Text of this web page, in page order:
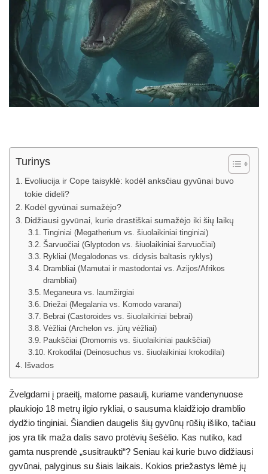
Turinys
Evoliucija ir Cope taisyklė: kodėl anksčiau gyvūnai buvo
tokie dideli?
Kodėl gyvūnai sumažėjo?
Didžiausi gyvūnai, kurie drastiškai sumažėjo iki šių laikų
Tinginiai (Megatherium vs. šiuolaikiniai tinginiai)
Šarvuočiai (Glyptodon vs. šiuolaikiniai šarvuočiai)
Rykliai (Megalodonas vs. didysis baltasis ryklys)
Drambliai (Mamutai ir mastodontai vs. Azijos/Afrikos
drambliai)
Meganeura vs. laumžirgiai
Driežai (Megalania vs. Komodo varanai)
Bebrai (Castoroides vs. šiuolaikiniai bebrai)
Vėžliai (Archelon vs. jūrų vėžliai)
Paukščiai (Dromornis vs. šiuolaikiniai paukščiai)
Krokodilai (Deinosuchus vs. šiuolaikiniai krokodilai)
Išvados
Žvelgdami į praeitį, matome pasaulį, kuriame vandenynuose
plaukiojo 18 metrų ilgio rykliai, o sausuma klaidžiojo dramblio
dydžio tinginiai. Šiandien daugelis šių gyvūnų rūšių išliko, tačiau
jos yra tik maža dalis savo protėvių šešėlio. Kas nutiko, kad
gamta nusprendė „susitraukti“? Seniau kai kurie buvo didžiausi
gyvūnai, palyginus su šiais laikais. Kokios priežastys lėmė jų